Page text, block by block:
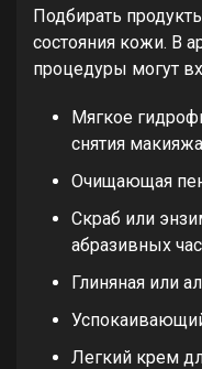
Подбирать
состояния кожи. В
процедуры могут
Мягкое
снятия макияжа
Очищающая
Скраб или
абразивных
Глиняная или
Легкий крем